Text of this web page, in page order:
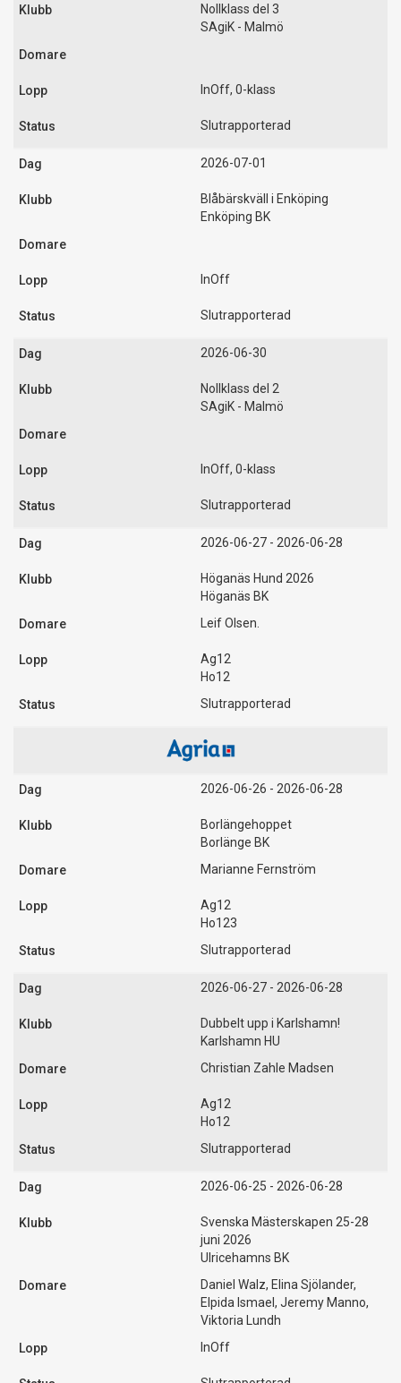
Nollklass del 3
SAgiK - Malmö
InOff, 0-klass
Slutrapporterad
2026-07-01
Blåbärskväll i Enköping
Enköping BK
InOff
Slutrapporterad
2026-06-30
Nollklass del 2
SAgiK - Malmö
InOff, 0-klass
Slutrapporterad
2026-06-27 - 2026-06-28
Höganäs Hund 2026
Höganäs BK
Leif Olsen.
Ag12
Ho12
Slutrapporterad
2026-06-26 - 2026-06-28
Borlängehoppet
Borlänge BK
Marianne Fernström
Ag12
Ho123
Slutrapporterad
2026-06-27 - 2026-06-28
Dubbelt upp i Karlshamn!
Karlshamn HU
Christian Zahle Madsen
Ag12
Ho12
Slutrapporterad
2026-06-25 - 2026-06-28
Svenska Mästerskapen 25-28
juni 2026
Ulricehamns BK
Daniel Walz, Elina Sjölander,
Elpida Ismael, Jeremy Manno,
Viktoria Lundh
InOff